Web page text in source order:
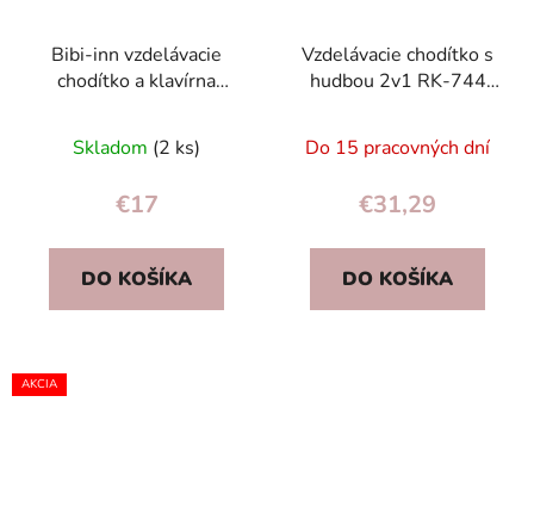
Bibi-inn vzdelávacie
chodítko a klavírna
Skladom (2 ks)
€17
DO KOŠÍKA
Vzdelávacie chodítko s
hudbou 2v1 RK-744
Do 15 pracovných dní
€31,29
DO KOŠÍKA
AKCIA